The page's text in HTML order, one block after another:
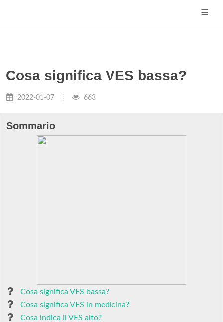
Cosa significa VES bassa?
2022-01-07 663
Sommario
Cosa significa VES bassa?
Cosa significa VES in medicina?
Cosa indica il VES alto?